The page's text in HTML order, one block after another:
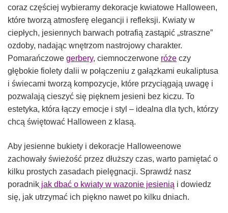
coraz częściej wybieramy dekoracje kwiatowe Halloween,
które tworzą atmosferę elegancji i refleksji. Kwiaty w
ciepłych, jesiennych barwach potrafią zastąpić „straszne”
ozdoby, nadając wnętrzom nastrojowy charakter.
Pomarańczowe gerbery, ciemnoczerwone róże czy
głębokie fiolety dalii w połączeniu z gałązkami eukaliptusa
i świecami tworzą kompozycje, które przyciągają uwagę i
pozwalają cieszyć się pięknem jesieni bez kiczu. To
estetyka, która łączy emocje i styl – idealna dla tych, którzy
chcą świętować Halloween z klasą.
Aby jesienne bukiety i dekoracje Halloweenowe
zachowały świeżość przez dłuższy czas, warto pamiętać o
kilku prostych zasadach pielęgnacji. Sprawdź nasz
poradnik jak dbać o kwiaty w wazonie jesienią i dowiedz
się, jak utrzymać ich piękno nawet po kilku dniach.